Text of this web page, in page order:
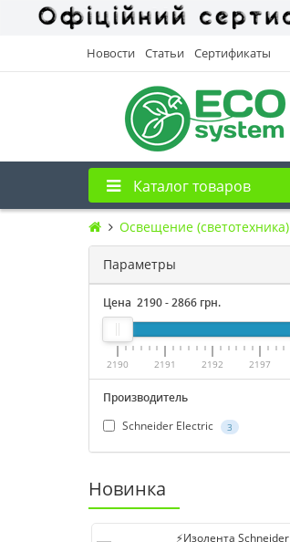
Новости Статьи Сертификаты
Каталог товаров
Освещение (светотехника)
Параметры
Цена 2190-2866 грн.
2190 2191 2192 2197
Производитель
Schneider Electric
3
Новинка
⚡Изолента Schneider